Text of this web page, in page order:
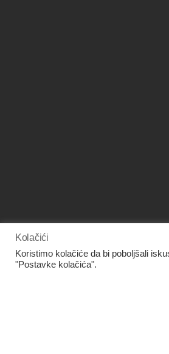
Kolačići
Koristimo kolačiće da bi poboljšali
"Postavke kolačića".